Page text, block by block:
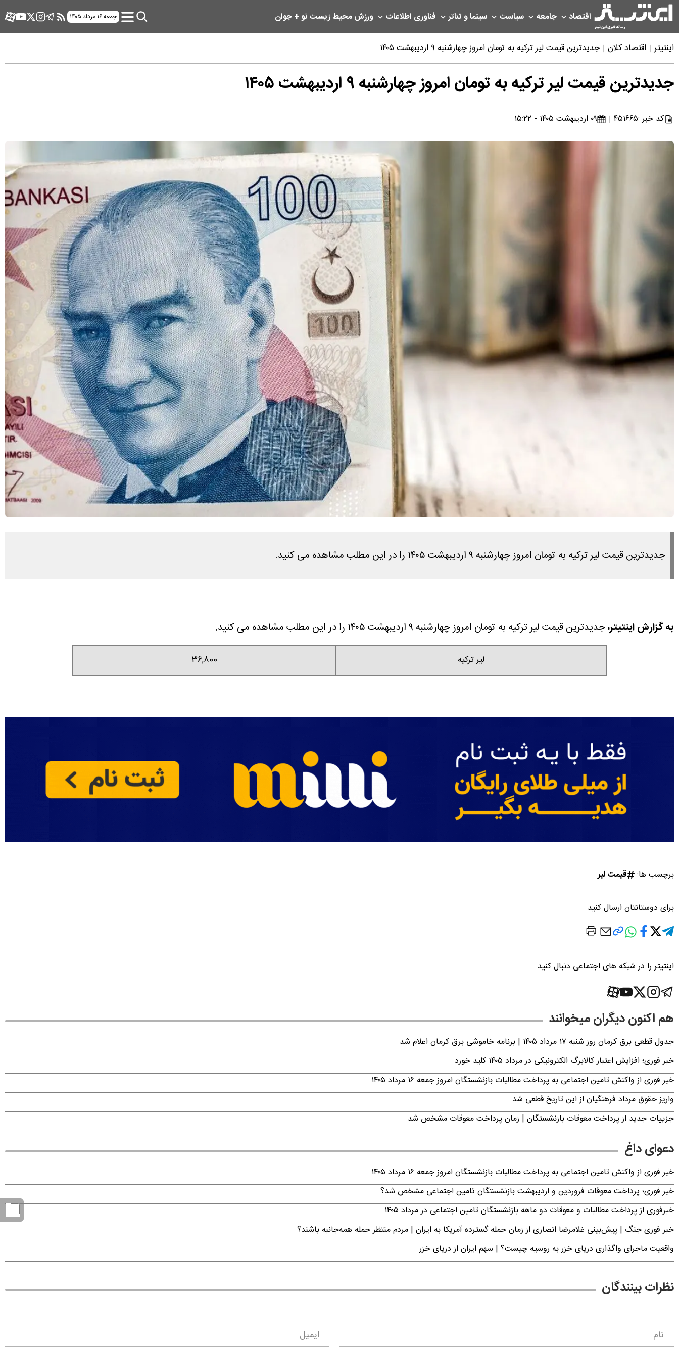
اقتصاد جامعه سیاست سینما و تئاتر فناوری اطلاعات ورزشمحیط زیستنو + جوان جمعه ۱۶ مرداد ۱۴۰۵
اینتیتر اقتصاد کلان جدیدترین قیمت لیر ترکیه به تومان امروز چهارشنبه ۹ اردیبهشت ۱۴۰۵
جدیدترین قیمت لیر ترکیه به تومان امروز چهارشنبه ۹ اردیبهشت ۱۴۰۵
کد خبر :۴۵۱۶۶۵ ۰۹ اردیبهشت ۱۴۰۵ - ۱۵:۲۲
جدیدترین قیمت لیر ترکیه به تومان امروز چهارشنبه ۹ اردیبهشت ۱۴۰۵ را در این مطلب مشاهده می کنید.
به گزارش اینتیتر،جدیدترین قیمت لیر ترکیه به تومان امروز چهارشنبه ۹ اردیبهشت ۱۴۰۵ را در این مطلب مشاهده می کنید.
لیر ترکیه 36,800
برچسب ها: قیمت لیر
برای دوستانتان ارسال کنید
اینتیتر را در شبکه های اجتماعی دنبال کنید
هم اکنون دیگران میخوانند
جدول قطعی برق کرمان روز شنبه ۱۷ مرداد ۱۴۰۵ | برنامه خاموشی برق کرمان اعلام شد
خبر فوری؛ افزایش اعتبار کالابرگ الکترونیکی در مرداد ۱۴۰۵ کلید خورد
خبر فوری از واکنش تامین اجتماعی به پرداخت مطالبات بازنشستگان امروز جمعه ۱۶ مرداد ۱۴۰۵
واریز حقوق مرداد فرهنگیان از این تاریخ قطعی شد
جزییات جدید از پرداخت معوقات بازنشستگان | زمان پرداخت معوقات مشخص شد
دعوای داغ
خبر فوری از واکنش تامین اجتماعی به پرداخت مطالبات بازنشستگان امروز جمعه ۱۶ مرداد ۱۴۰۵
خبر فوری؛ پرداخت معوقات فروردین و اردیبهشت بازنشستگان تامین اجتماعی مشخص شد؟
خبرفوری از پرداخت مطالبات و معوقات دو ماهه بازنشستگان تامین اجتماعی در مرداد ۱۴۰۵
خبر فوری جنگ | پیش‌بینی غلامرضا انصاری از زمان حمله گسترده آمریکا به ایران | مردم منتظر حمله همه‌جانبه باشند؟
واقعیت ماجرای واگذاری دریای خزر به روسیه چیست؟ | سهم ایران از دریای خزر
نظرات بینندگان
نام ایمیل